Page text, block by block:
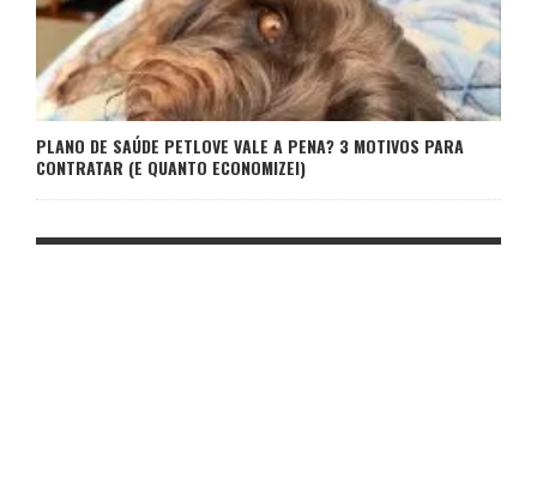
PLANO DE SAÚDE PETLOVE VALE A PENA? 3 MOTIVOS PARA
CONTRATAR (E QUANTO ECONOMIZEI)